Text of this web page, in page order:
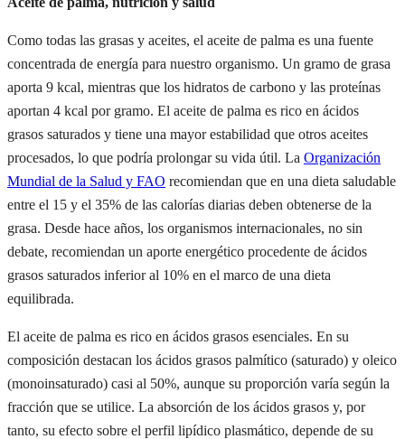
Como todas las grasas y aceites, el aceite de palma es una fuente
concentrada de energía para nuestro organismo. Un gramo de grasa
aporta 9 kcal, mientras que los hidratos de carbono y las proteínas
aportan 4 kcal por gramo. El aceite de palma es rico en ácidos
grasos saturados y tiene una mayor estabilidad que otros aceites
procesados, lo que podría prolongar su vida útil. La Organización
Mundial de la Salud y FAO recomiendan que en una dieta saludable
entre el 15 y el 35% de las calorías diarias deben obtenerse de la
grasa. Desde hace años, los organismos internacionales, no sin
debate, recomiendan un aporte energético procedente de ácidos
grasos saturados inferior al 10% en el marco de una dieta
equilibrada.
El aceite de palma es rico en ácidos grasos esenciales. En su
composición destacan los ácidos grasos palmítico (saturado) y oleico
(monoinsaturado) casi al 50%, aunque su proporción varía según la
fracción que se utilice. La absorción de los ácidos grasos y, por
tanto, su efecto sobre el perfil lipídico plasmático, depende de su